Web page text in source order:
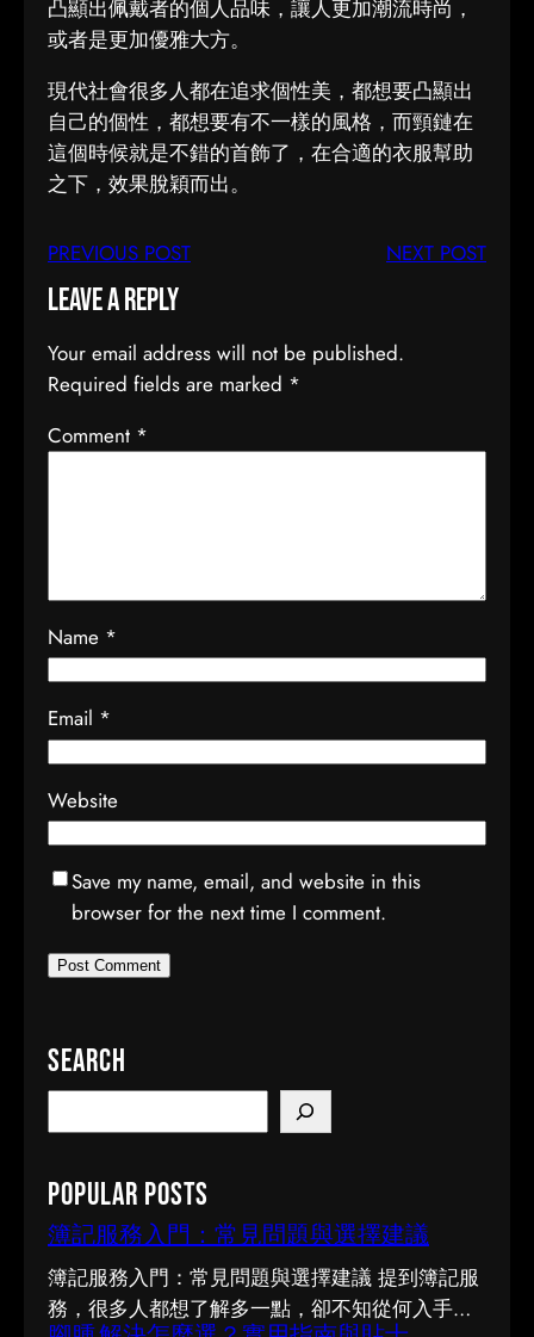
凸顯出佩戴者的個人品味，讓人更加潮流時尚，
或者是更加優雅大方。
現代社會很多人都在追求個性美，都想要凸顯出
自己的個性，都想要有不一樣的風格，而頸鏈在
這個時候就是不錯的首飾了，在合適的衣服幫助
之下，效果脫穎而出。
PREVIOUS POST NEXT POST
Leave a Reply
Your email address will not be published.
Required fields are marked *
Comment *
Name *
Email *
Website
Save my name, email, and website in this
browser for the next time I comment.
Search
e
r
c
Popular Posts
簿記服務入門：常見問題與選擇建議
簿記服務入門：常見問題與選擇建議 提到簿記服
務，很多人都想了解多一點，卻不知從何入手。